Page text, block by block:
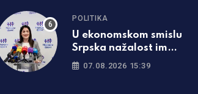
POLITIKA
U ekonomskom smislu
Srpska nažalost ima
gore pokazatelje od
07.08.2026 15:39